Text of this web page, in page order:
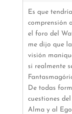
Es que
comprensión
el foro del
me dijo que
visión
si realmente
De todas
cuestiones
Alma y al